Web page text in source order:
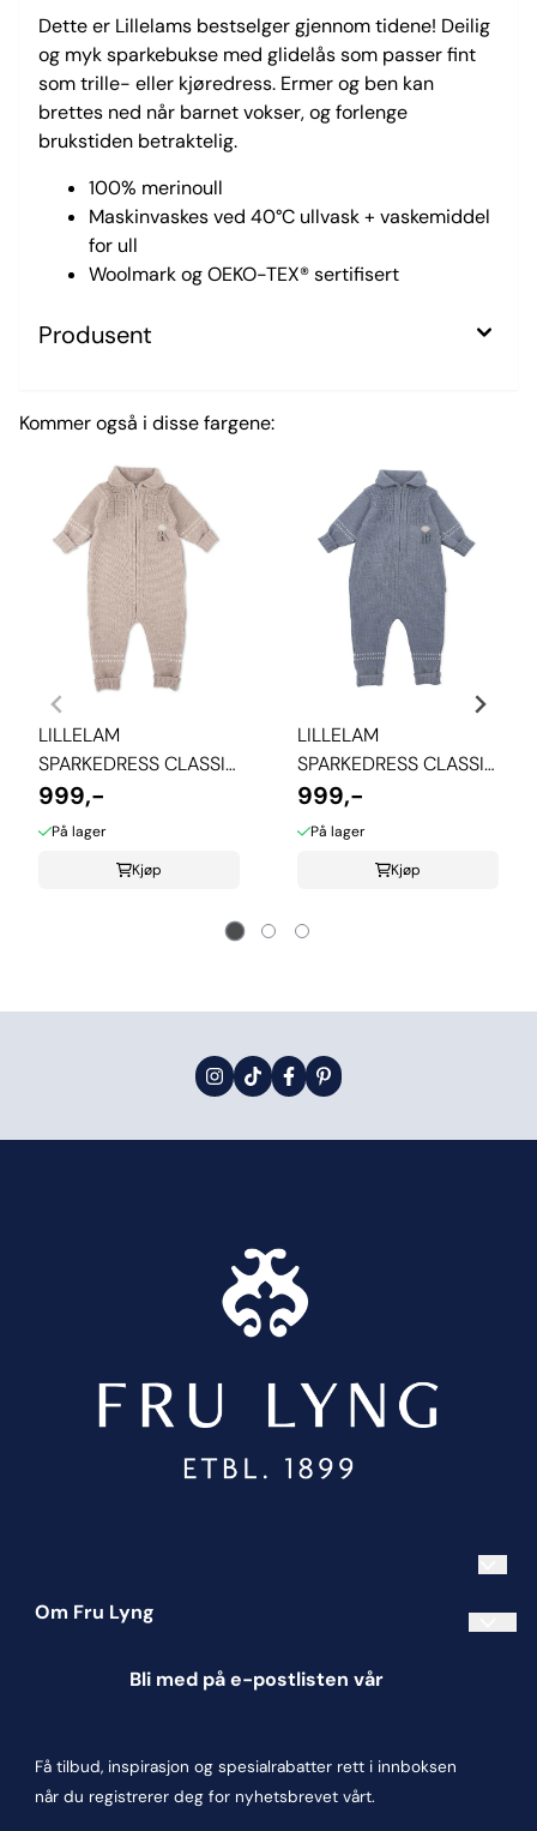
Dette er Lillelams bestselger gjennom tidene! Deilig
og myk sparkebukse med glidelås som passer fint
som trille- eller kjøredress. Ermer og ben kan
brettes ned når barnet vokser, og forlenge
brukstiden betraktelig.
100% merinoull
Maskinvaskes ved 40°C ullvask + vaskemiddel
for ull
Woolmark og OEKO-TEX® sertifisert
Produsent
Kommer også i disse fargene:
LILLELAM
SPARKEDRESS CLASSIC
- BEIGE
999,-
På lager
Kjøp
LILLELAM
SPARKEDRESS CLASSIC
- MELLOMBLÅ
999,-
På lager
Kjøp
Om Fru Lyng
Informasjonskapsler
Kontakt oss
Bli med på e-postlisten vår
Få tilbud, inspirasjon og spesialrabatter rett i innboksen
når du registrerer deg for nyhetsbrevet vårt.